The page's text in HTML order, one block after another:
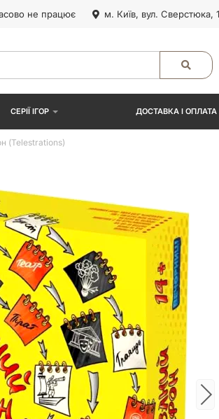
не працює м. Київ, вул. Сверстюка,
СЕРІЇ ІГОР ДОСТАВКА І ОПЛАТА
(Telestrations)